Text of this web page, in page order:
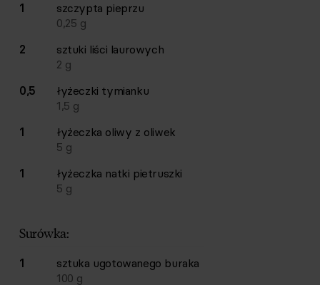
1
szczypta pieprzu
0,25 g
2
sztuki liści laurowych
2 g
0,5
łyżeczki tymianku
1,5 g
1
łyżeczka oliwy z oliwek
5 g
1
łyżeczka natki pietruszki
5 g
Surówka:
1 sztuka ugotowanego buraka
100 g